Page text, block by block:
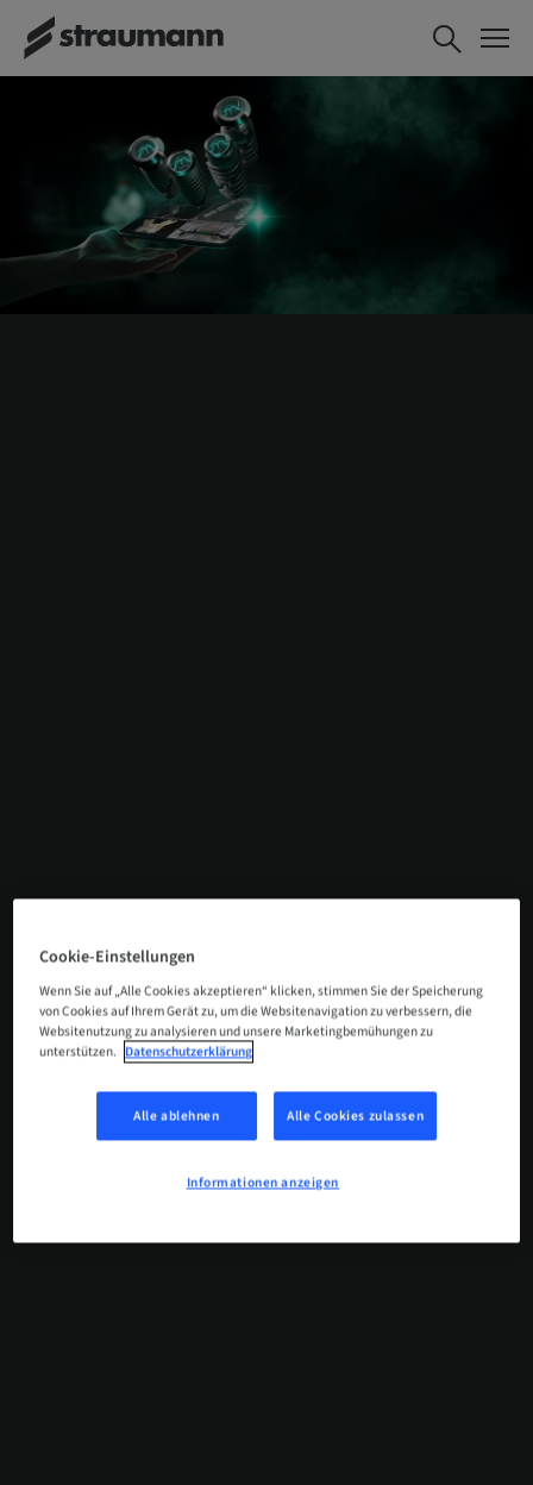
Cookie-Einstellungen
Wenn Sie auf „Alle Cookies akzeptieren“ klicken, stimmen Sie der Speicherung
von Cookies auf Ihrem Gerät zu, um die Websitenavigation zu verbessern, die
Websitenutzung zu analysieren und unsere Marketingbemühungen zu
unterstützen. Datenschutzerklärung
Alle ablehnen Alle Cookies zulassen
Informationen anzeigen